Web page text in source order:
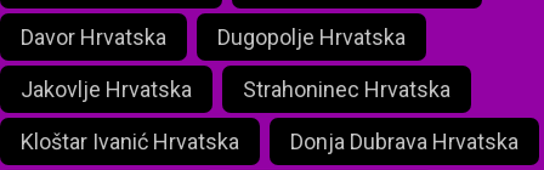
Davor Hrvatska Dugopolje Hrvatska
Jakovlje Hrvatska Strahoninec Hrvatska
Kloštar Ivanić Hrvatska Donja Dubrava Hrvatska